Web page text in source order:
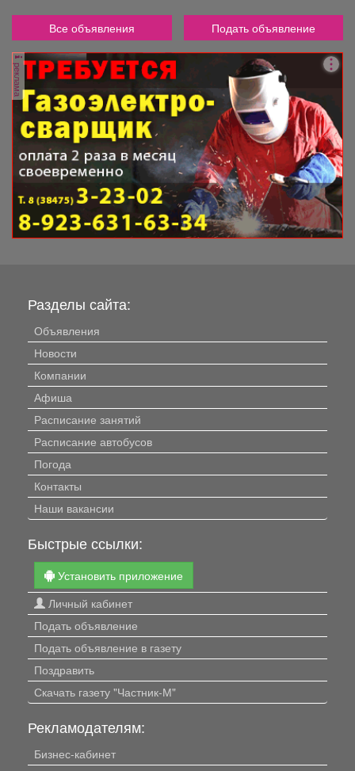
Все объявления Подать объявление
реклама
Разделы сайта:
Объявления
Новости
Компании
Афиша
Расписание занятий
Расписание автобусов
Погода
Контакты
Наши вакансии
Быстрые ссылки:
Установить приложение
Личный кабинет
Подать объявление
Подать объявление в газету
Поздравить
Скачать газету "Частник-М"
Рекламодателям:
Бизнес-кабинет